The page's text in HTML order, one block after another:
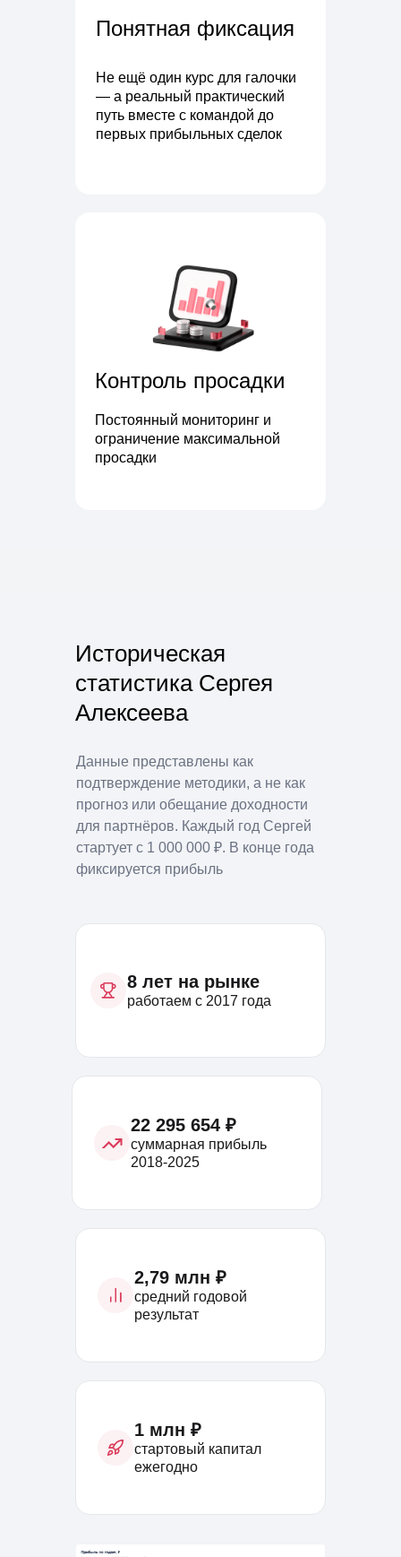
Понятная фиксация
Не ещё один курс для галочки
— а реальный практический
путь вместе с командой до
первых прибыльных сделок
Контроль просадки
Постоянный мониторинг и
ограничение максимальной
просадки
Историческая
статистика Сергея
Алексеева
Данные представлены как
подтверждение методики, а не как
прогноз или обещание доходности
для партнёров. Каждый год Сергей
стартует с 1 000 000 ₽. В конце года
фиксируется прибыль
1 млн ₽
стартовый капитал
ежегодно
2,79 млн ₽
средний годовой
результат
22 295 654 ₽
суммарная прибыль
2018-2025
8 лет на рынке
работаем с 2017 года